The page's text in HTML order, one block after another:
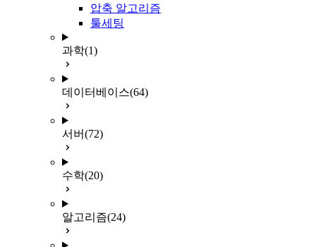
압축 알고리즘
툴세팅
과학(1)
데이터베이스(64)
서버(72)
수학(20)
알고리즘(24)